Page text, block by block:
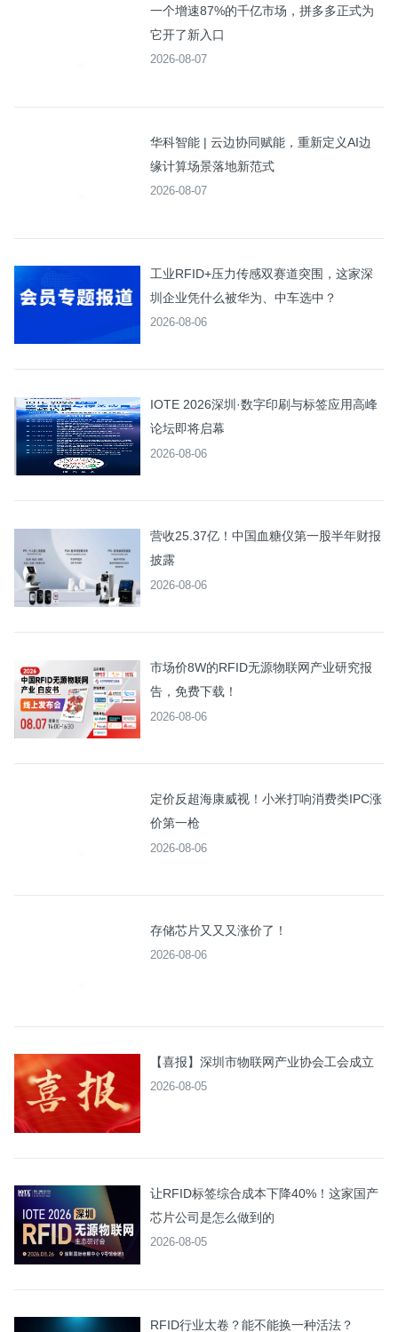
一个增速87%的千亿市场，拼多多正式为
它开了新入口
2026-08-07
华科智能 | 云边协同赋能，重新定义AI边
缘计算场景落地新范式
2026-08-07
工业RFID+压力传感双赛道突围，这家深
圳企业凭什么被华为、中车选中？
2026-08-06
IOTE 2026深圳·数字印刷与标签应用高峰
论坛即将启幕
2026-08-06
营收25.37亿！中国血糖仪第一股半年财报
披露
2026-08-06
市场价8W的RFID无源物联网产业研究报
告，免费下载！
2026-08-06
定价反超海康威视！小米打响消费类IPC涨
价第一枪
2026-08-06
存储芯片又又又涨价了！
2026-08-06
【喜报】深圳市物联网产业协会工会成立
2026-08-05
让RFID标签综合成本下降40%！这家国产
芯片公司是怎么做到的
2026-08-05
RFID行业太卷？能不能换一种活法？